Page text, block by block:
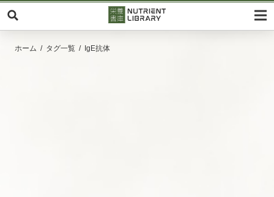
ホーム タグ一覧 IgE抗体